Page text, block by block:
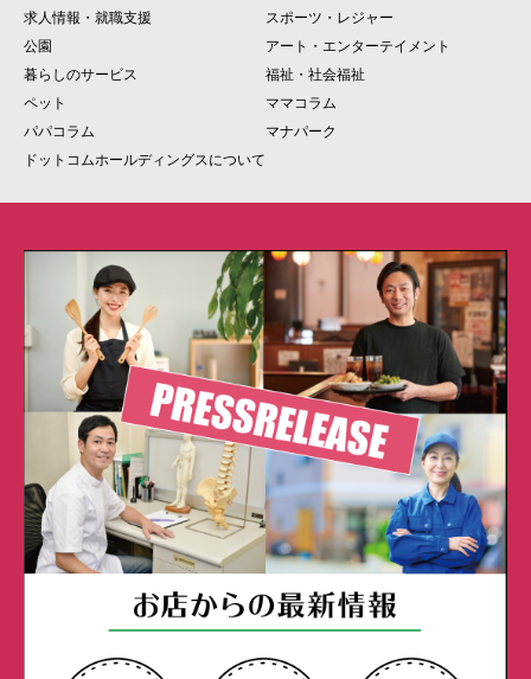
求人情報・就職支援
スポーツ・レジャー
公園
アート・エンターテイメント
暮らしのサービス
福祉・社会福祉
ペット
ママコラム
パパコラム
マナパーク
ドットコムホールディングスについて